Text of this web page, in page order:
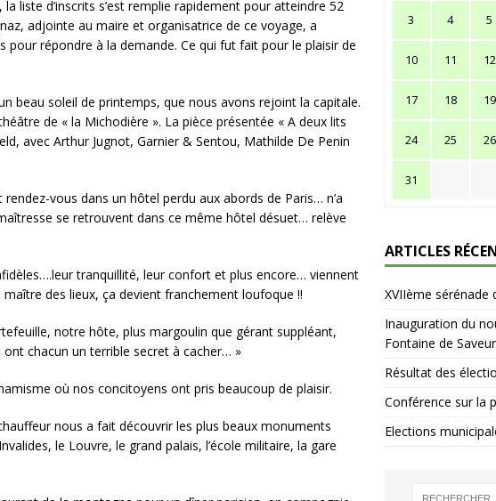
liste d’inscrits s’est remplie rapidement pour atteindre 52
adjointe au maire et organisatrice de ce voyage, a
pour répondre à la demande. Ce qui fut fait pour le plaisir de
beau soleil de printemps, que nous avons rejoint la capitale.
de « la Michodière ». La pièce présentée « A deux lits
avec Arthur Jugnot, Garnier & Sentou, Mathilde De Penin
vous dans un hôtel perdu aux abords de Paris… n’a
se retrouvent dans ce même hôtel désuet… relève
tranquillité, leur confort et plus encore… viennent
des lieux, ça devient franchement loufoque !!
notre hôte, plus margoulin que gérant suppléant,
chacun un terrible secret à cacher… »
où nos concitoyens ont pris beaucoup de plaisir.
nous a fait découvrir les plus beaux monuments
le Louvre, le grand palais, l’école militaire, la gare
3 4 5
10 11 12
17 18 19
24 25 26
31
ARTICLES
XVIIème sérénade
Inauguration du
Fontaine de
Résultat des
Conférence sur la
Elections